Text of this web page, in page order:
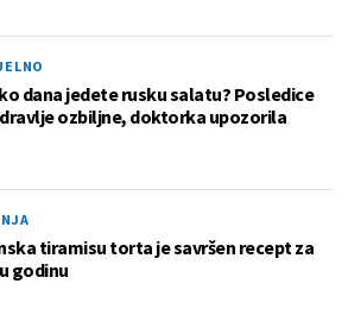
dana jedete rusku salatu? Posledice
ozbiljne, doktorka upozorila
tiramisu torta je savršen recept za
godinu